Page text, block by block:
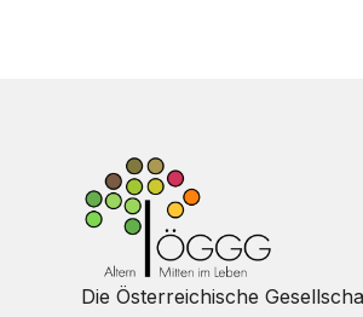
Die Österreichische